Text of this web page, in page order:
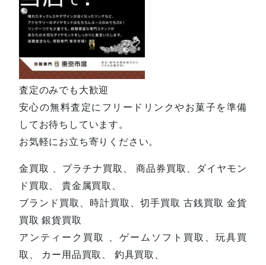
査定のみでも大歓迎
安心の無料査定にフリードリンクやお菓子を準備
してお待ちしています。
お気軽にお立ち寄りください。
金買取 、プラチナ買取、 商品券買取、ダイヤモン
ド買取、 貴金属買取、
ブランド買取、時計買取、切手買取 古銭買取 金貨
買取 銀貨買取
アンティーク買取 、ゲームソフト買取、玩具買
取、 カー用品買取、 釣具買取、